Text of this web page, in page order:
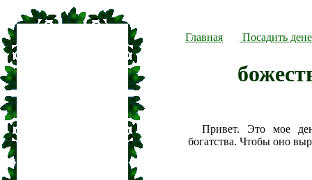
Главная Посадить
Привет. Это мое
богатства. Чтобы оно